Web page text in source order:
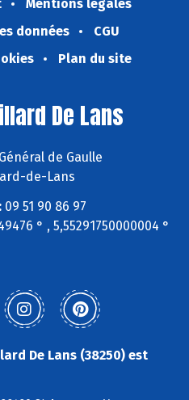
Mentions légales
données
CGU
Plan du site
De Lans
de Gaulle
de-Lans
09 51 90 86 97
° , 5,55291750000004 °
De Lans (38250) est